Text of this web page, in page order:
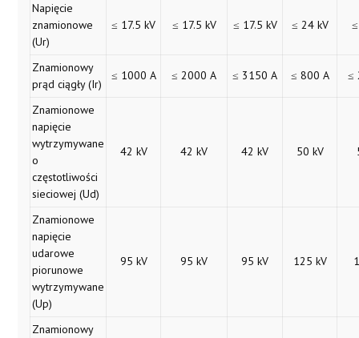
Napięcie
znamionowe
(Ur)
≤ 17.5 kV ≤ 17.5 kV ≤ 17.5 kV ≤ 24 kV
Znamionowy
prąd ciągły (Ir)
≤ 1000 A ≤ 2000 A ≤ 3150 A ≤ 800 A ≤
Znamionowe
napięcie
wytrzymywane
o
częstotliwości
sieciowej (Ud)
42 kV 42 kV 42 kV 50 kV
Znamionowe
napięcie
udarowe
piorunowe
wytrzymywane
(Up)
95 kV 95 kV 95 kV 125 kV
Znamionowy